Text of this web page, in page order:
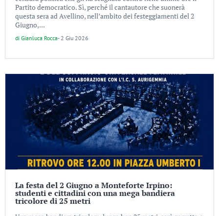
Partito democratico. Sì, perché il cantautore che suonerà
questa sera ad Avellino, nell’ambito dei festeggiamenti del 2
Giugno,...
di Gianluca Rocca- 2 Giu 2026
La festa del 2 Giugno a Monteforte Irpino:
studenti e cittadini con una mega bandiera
tricolore di 25 metri